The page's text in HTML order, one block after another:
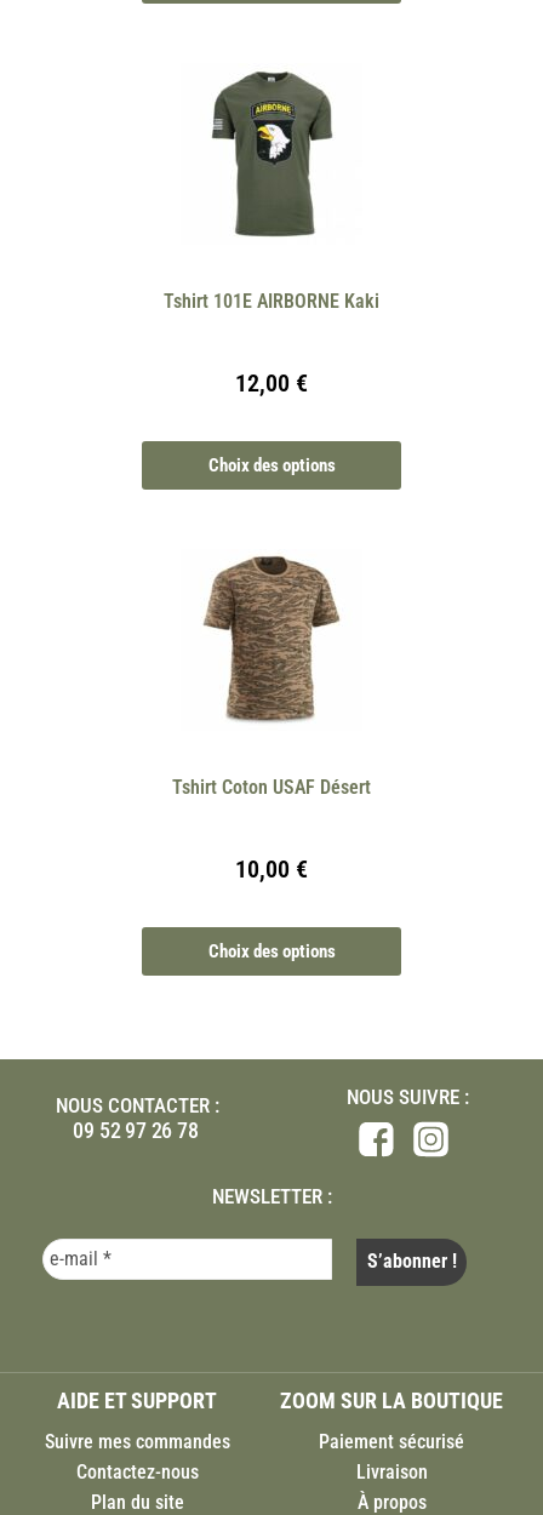
Tshirt 101E AIRBORNE Kaki
12,00 €
Choix des options
Tshirt Coton USAF Désert
10,00 €
Choix des options
NOUS CONTACTER :
09 52 97 26 78
NOUS SUIVRE :
NEWSLETTER :
AIDE ET SUPPORT
Suivre mes commandes
Contactez-nous
Plan du site
ZOOM SUR LA BOUTIQUE
Paiement sécurisé
Livraison
À propos